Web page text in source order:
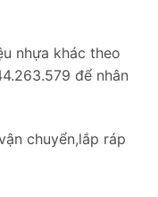
nhựa khác theo
để nhân
chuyển,lắp ráp